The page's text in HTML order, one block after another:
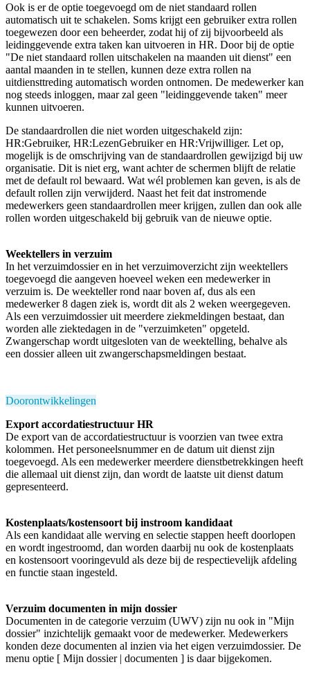
Ook is er de optie toegevoegd om de niet standaard rollen
automatisch uit te schakelen. Soms krijgt een gebruiker extra rollen
toegewezen door een beheerder, zodat hij of zij bijvoorbeeld als
leidinggevende extra taken kan uitvoeren in HR. Door bij de optie
"De niet standaard rollen uitschakelen na maanden uit dienst" een
aantal maanden in te stellen, kunnen deze extra rollen na
uitdiensttreding automatisch worden ontnomen. De medewerker kan
nog steeds inloggen, maar zal geen "leidinggevende taken" meer
kunnen uitvoeren.
De standaardrollen die niet worden uitgeschakeld zijn:
HR:Gebruiker, HR:LezenGebruiker en HR:Vrijwilliger. Let op,
mogelijk is de omschrijving van de standaardrollen gewijzigd bij uw
organisatie. Dit is niet erg, want achter de schermen blijft de relatie
met de default rol bewaard. Wat wél problemen kan geven, is als de
default rollen zijn verwijderd. Naast het feit dat instromende
medewerkers geen standaardrollen meer krijgen, zullen dan ook alle
rollen worden uitgeschakeld bij gebruik van de nieuwe optie.
Weektellers in verzuim
In het verzuimdossier en in het verzuimoverzicht zijn weektellers
toegevoegd die aangeven hoeveel weken een medewerker in
verzuim is. De weekteller rond naar boven af, dus als een
medewerker 8 dagen ziek is, wordt dit als 2 weken weergegeven.
Als een verzuimdossieruit meerdere ziekmeldingen bestaat, dan
worden alle ziektedagen in de "verzuimketen" opgeteld.
Zwangerschap wordt uitgesloten van de weektelling, behalve als
een dossier alleen uit zwangerschapsmeldingen bestaat.
Doorontwikkelingen
Export accordatiestructuur HR
De export van de accordatiestructuur is voorzien van twee extra
kolommen. Het personeelsnummer en de datum uit dienst zijn
toegevoegd. Als een medewerker meerdere dienstbetrekkingen heeft
die allemaal uit dienst zijn, dan wordt de laatste uit dienst datum
gepresenteerd.
Kostenplaats/kostensoort bij instroom kandidaat
Als een kandidaat alle werving en selectie stappen heeft doorlopen
en wordt ingestroomd, dan worden daarbij nu ook de kostenplaats
en kostensoort vooringevuld als deze bij de respectievelijk afdeling
en functie staan ingesteld.
Verzuim documenten in mijn dossier
Documenten in de categorie verzuim (UWV) zijn nu ook in "Mijn
dossier" inzichtelijk gemaakt voor de medewerker. Medewerkers
konden deze documenten al inzien via het eigen verzuimdossier. De
menu optie [ Mijn dossier | documenten ] is daar bijgekomen.